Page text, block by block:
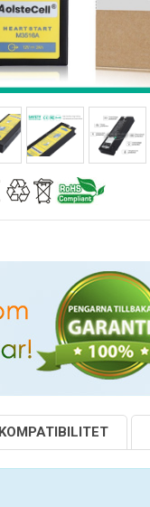
KOMPATIBILITET